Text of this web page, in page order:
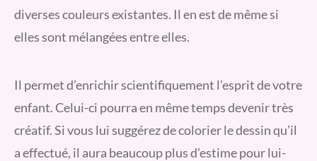
diverses couleurs existantes. Il en est de même si
elles sont mélangées entre elles.
Il permet d’enrichir scientifiquement l’esprit de votre
enfant. Celui-ci pourra en même temps devenir très
créatif. Si vous lui suggérez de colorier le dessin qu’il
a effectué, il aura beaucoup plus d’estime pour lui-